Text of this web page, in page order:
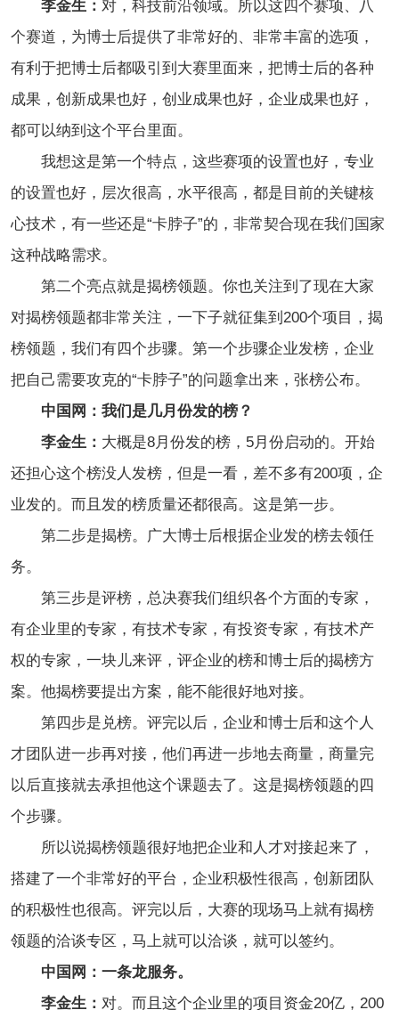
李金生： 对，科技前沿领域。所以这四个赛项、八
个赛道，为博士后提供了非常好的、非常丰富的选项，
有利于把博士后都吸引到大赛里面来，把博士后的各种
成果，创新成果也好，创业成果也好，企业成果也好，
都可以纳到这个平台里面。
我想这是第一个特点，这些赛项的设置也好，专业
的设置也好，层次很高，水平很高，都是目前的关键核
心技术，有一些还是“卡脖子”的，非常契合现在我们国家
这种战略需求。
第二个亮点就是揭榜领题。你也关注到了现在大家
对揭榜领题都非常关注，一下子就征集到200个项目，揭
榜领题，我们有四个步骤。第一个步骤企业发榜，企业
把自己需要攻克的“卡脖子”的问题拿出来，张榜公布。
中国网：我们是几月份发的榜？
李金生： 大概是8月份发的榜，5月份启动的。开始
还担心这个榜没人发榜，但是一看，差不多有200项，企
业发的。而且发的榜质量还都很高。这是第一步。
第二步是揭榜。广大博士后根据企业发的榜去领任
务。
第三步是评榜，总决赛我们组织各个方面的专家，
有企业里的专家，有技术专家，有投资专家，有技术产
权的专家，一块儿来评，评企业的榜和博士后的揭榜方
案。他揭榜要提出方案，能不能很好地对接。
第四步是兑榜。评完以后，企业和博士后和这个人
才团队进一步再对接，他们再进一步地去商量，商量完
以后直接就去承担他这个课题去了。这是揭榜领题的四
个步骤。
所以说揭榜领题很好地把企业和人才对接起来了，
搭建了一个非常好的平台，企业积极性很高，创新团队
的积极性也很高。评完以后，大赛的现场马上就有揭榜
领题的洽谈专区，马上就可以洽谈，就可以签约。
中国网：一条龙服务。
李金生： 对。而且这个企业里的项目资金20亿，200